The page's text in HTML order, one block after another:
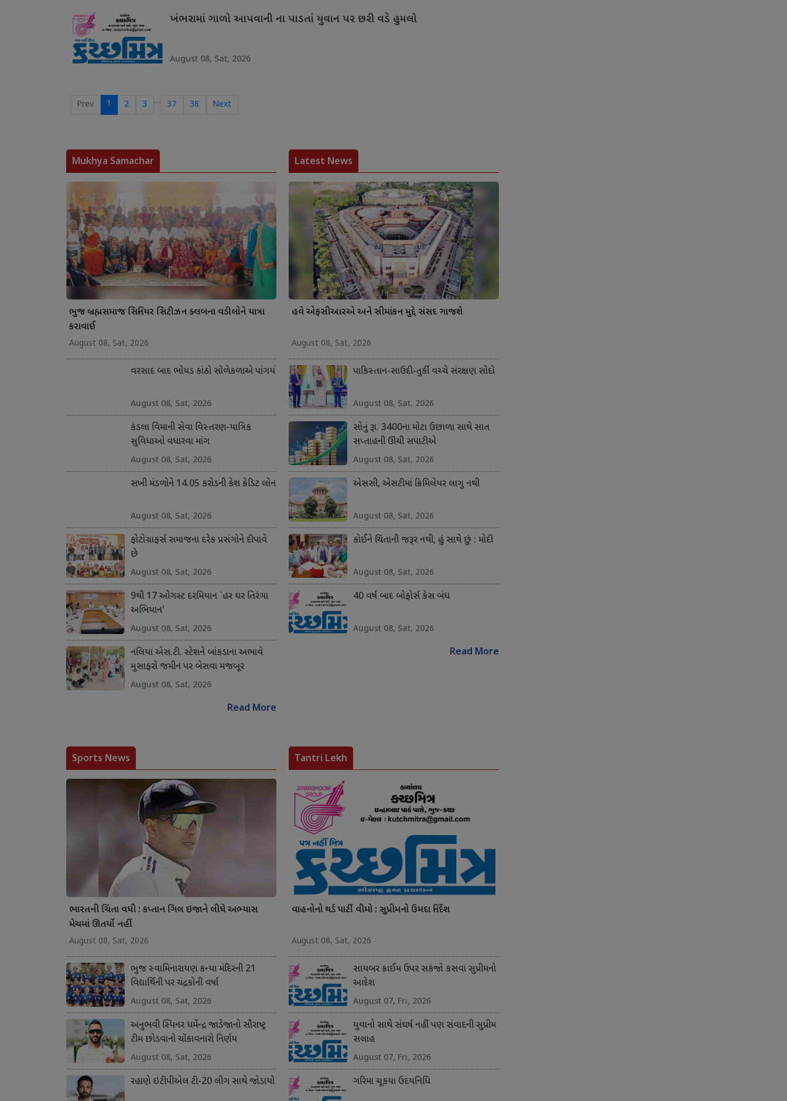
ખંભરામાં ગાળો આપવાની ના પાડતાં યુવાન પર છરી વડે હુમલો
August 08, Sat, 2026
Prev 1 2 3 … 37 38 Next
Mukhya Samachar
ભુજ બ્રહ્મસમાજ સિનિયર સિટીઝન ક્લબના વડીલોને યાત્રા
કરાવાઈ
August 08, Sat, 2026
વરસાદ બાદ ભોયડ કાંઠો સોળેકળાએ પાંગર્યો
August 08, Sat, 2026
કંડલા વિમાની સેવા વિસ્તરણ-યાત્રિક
સુવિધાઓ વધારવા માંગ
August 08, Sat, 2026
સખી મંડળોને 14.05 કરોડની કેશ ક્રેડિટ લોન
August 08, Sat, 2026
ફોટોગ્રાફર્સ સમાજના દરેક પ્રસંગોને દીપાવે
છે
August 08, Sat, 2026
9થી 17 ઓગસ્ટ દરમિયાન `હર ઘર તિરંગા
અભિયાન'
August 08, Sat, 2026
નલિયા એસ.ટી. સ્ટેશને બાંકડાના અભાવે
મુસાફરો જમીન પર બેસવા મજબૂર
August 08, Sat, 2026
Read More
Latest News
હવે એફસીઆરએ અને સીમાંકન મુદ્દે સંસદ ગાજશે
August 08, Sat, 2026
પાકિસ્તાન-સાઉદી-તુર્કી વચ્ચે સંરક્ષણ સોદો
August 08, Sat, 2026
સોનું રૂા. 3400ના મોટા ઉછાળા સાથે સાત
સપ્તાહની ઊંચી સપાટીએ
August 08, Sat, 2026
એસસી, એસટીમાં ક્રિમિલેયર લાગુ નથી
August 08, Sat, 2026
કોઈને ચિંતાની જરૂર નથી, હું સાથે છું : મોદી
August 08, Sat, 2026
40 વર્ષ બાદ બોફોર્સ કેસ બંધ
August 08, Sat, 2026
Read More
Sports News
ભારતની ચિંતા વધી : કપ્તાન ગિલ ઇજાને લીધે અભ્યાસ
મેચમાં ઊતર્યો નહીં
August 08, Sat, 2026
ભુજ સ્વામિનારાયણ કન્યા મંદિરની 21
વિદ્યાર્થિની પર ચંદ્રકોની વર્ષા
August 08, Sat, 2026
અનુભવી સ્પિનર ધર્મેન્દ્ર જાડેજાનો સૌરાષ્ટ્ર
ટીમ છોડવાનો ચોંકાવનારો નિર્ણય
August 08, Sat, 2026
રહાણે ઇટીપીએલ ટી-20 લીગ સાથે જોડાયો
Tantri Lekh
વાહનોનો થર્ડ પાર્ટી વીમો : સુપ્રીમનો ઉમદા નિર્દેશ
August 08, Sat, 2026
સાયબર ક્રાઈમ ઉપર સકંજો કસવા સુપ્રીમનો
આદેશ
August 07, Fri, 2026
યુવાનો સાથે સંઘર્ષ નહીં પણ સંવાદની સુપ્રીમ
સલાહ
August 07, Fri, 2026
ગરિમા ચૂકયા ઉદયનિધિ